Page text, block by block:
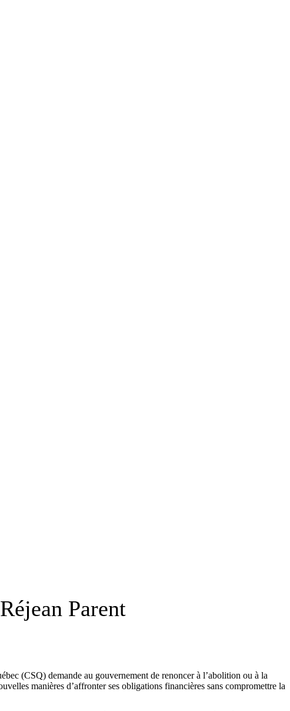
Parent
(CSQ) demande au gouvernement de renoncer à l’abolition ou à la
manières d’affronter ses obligations financières sans compromettre la